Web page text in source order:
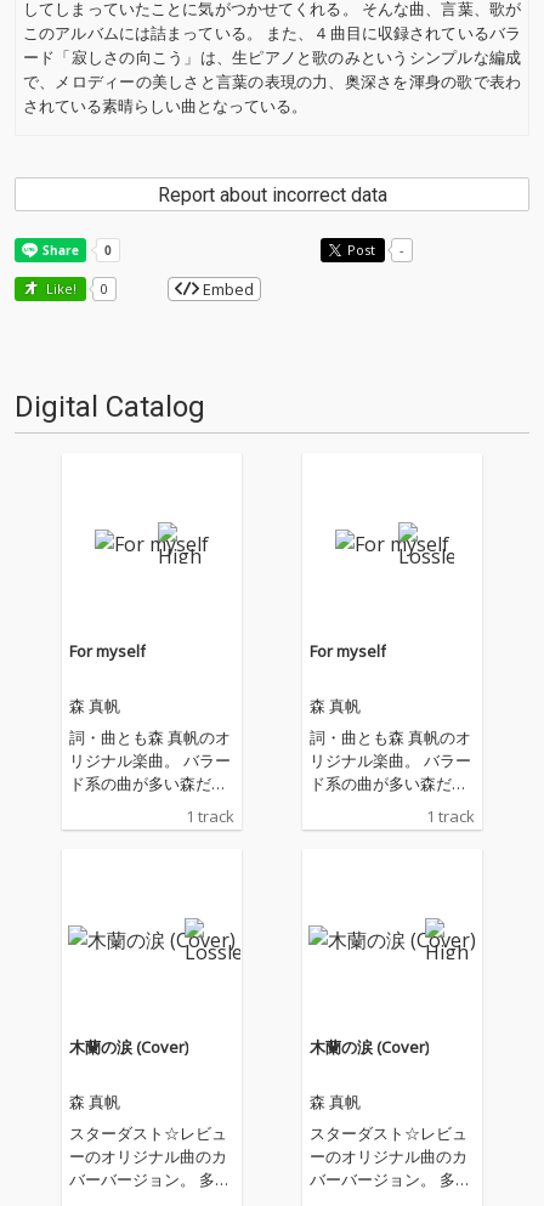
してしまっていたことに気がつかせてくれる。 そんな曲、言葉、歌が
このアルバムには詰まっている。 また、４曲目に収録されているバラ
ード「寂しさの向こう」は、生ピアノと歌のみというシンプルな編成
で、メロディーの美しさと言葉の表現の力、奥深さを渾身の歌で表わ
されている素晴らしい曲となっている。
Report about incorrect data
Post -
Like! 0 Embed
Digital Catalog
For myself
森 真帆
詞・曲とも森 真帆のオ
リジナル楽曲。 バラー
ド系の曲が多い森だ
が、 今回は軽快な懐か
しさを感じるサウンド
かされている。
1 track
For myself
森 真帆
詞・曲とも森 真帆のオ
リジナル楽曲。 バラー
ド系の曲が多い森だ
が、 今回は軽快な懐か
しさを感じるサウンド
かされている。
1 track
木蘭の涙 (Cover)
森 真帆
スターダスト☆レビュ
ーのオリジナル曲のカ
バーバージョン。 多く
木蘭の涙 (Cover)
森 真帆
スターダスト☆レビュ
ーのオリジナル曲のカ
バーバージョン。 多く